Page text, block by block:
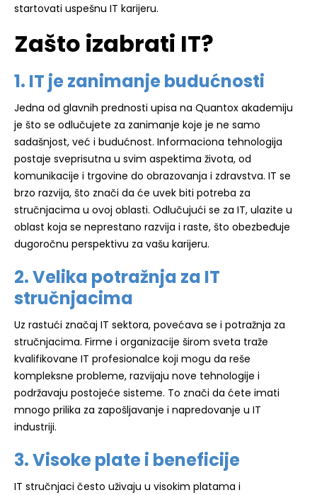
startovati uspešnu IT karijeru.
Zašto izabrati IT?
1. IT je zanimanje budućnosti
Jedna od glavnih prednosti upisa na Quantox akademiju
je što se odlučujete za zanimanje koje je ne samo
sadašnjost, već i budućnost. Informaciona tehnologija
postaje sveprisutna u svim aspektima života, od
komunikacije i trgovine do obrazovanja i zdravstva. IT se
brzo razvija, što znači da će uvek biti potreba za
stručnjacima u ovoj oblasti. Odlučujući se za IT, ulazite u
oblast koja se neprestano razvija i raste, što obezbeđuje
dugoročnu perspektivu za vašu karijeru.
2. Velika potražnja za IT
stručnjacima
Uz rastući značaj IT sektora, povećava se i potražnja za
stručnjacima. Firme i organizacije širom sveta traže
kvalifikovane IT profesionalce koji mogu da reše
kompleksne probleme, razvijaju nove tehnologije i
podržavaju postojeće sisteme. To znači da ćete imati
mnogo prilika za zapošljavanje i napredovanje u IT
industriji.
3. Visoke plate i beneficije
IT stručnjaci često uživaju u visokim platama i